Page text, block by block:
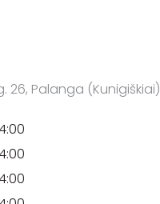
26, Palanga (Kunigiškiai)